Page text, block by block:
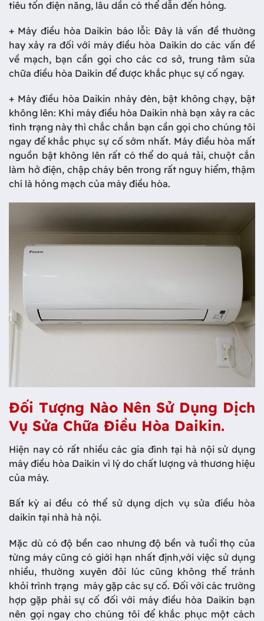
tiêu tốn điện năng, lâu dần có thể dẫn đến hỏng.
+ Máy điều hòa Daikin báo lỗi: Đây là vấn đề thường
hay xảy ra đối với máy điều hòa Daikin do các vấn đề
về mạch, bạn cần gọi cho các cơ sở, trung tâm sửa
chữa điều hòa Daikin để được khắc phục sự cố ngay.
+ Máy điều hòa Daikin nháy đèn, bật không chạy, bật
không lên: Khi máy điều hòa Daikin nhà bạn xảy ra các
tình trạng này thì chắc chắn bạn cần gọi cho chúng tôi
ngay để khắc phục sự cố sớm nhất. Máy điều hòa mất
nguồn bật không lên rất có thể do quá tải, chuột cắn
làm hở điện, chập cháy bên trong rất nguy hiểm, thậm
chí là hỏng mạch của máy điều hòa.
Đối Tượng Nào Nên Sử Dụng Dịch
Vụ Sửa Chữa Điều Hòa Daikin.
Hiện nay có rất nhiều các gia đình tại hà nội sử dụng
máy điều hòa Daikin vì lý do chất lượng và thương hiệu
của máy.
Bất kỳ ai đều có thể sử dụng dịch vụ sửa điều hòa
daikin tại nhà hà nội.
Mặc dù có độ bền cao nhưng độ bền và tuổi thọ của
từng máy cũng có giới hạn nhất định,với việc sử dụng
nhiều, thường xuyên đôi lúc cũng không thể tránh
khỏi trình trạng máy gặp các sự cố. Đối với các trường
hợp gặp phải sự cố đối với máy điều hòa Daikin bạn
nên gọi ngay cho chúng tôi để khắc phục một cách